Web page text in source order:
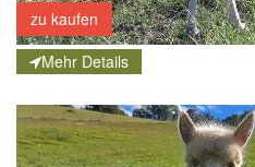
zu kaufen
Mehr Details